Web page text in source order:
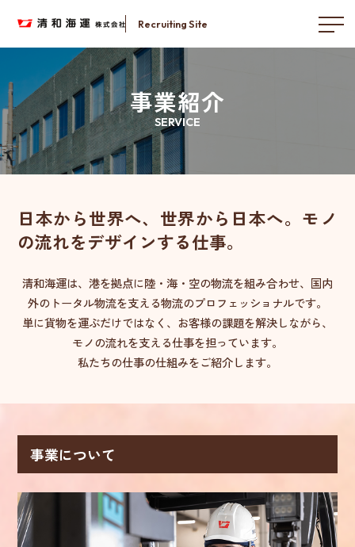
Recruiting Site
3分でわかる清和海運
物流業界とは
社長インタビュー
会社を知る
事業紹介
SERVICE
日本から世界へ、世界から日本へ。モノ
の流れをデザインする仕事。
清和海運は、港を拠点に陸・海・空の物流を組み合わせ、国内
外のトータル物流を支える物流のプロフェッショナルです。
単に貨物を運ぶだけではなく、お客様の課題を解決しながら、
モノの流れを支える仕事を担っています。
私たちの仕事の仕組みをご紹介します。
事業について